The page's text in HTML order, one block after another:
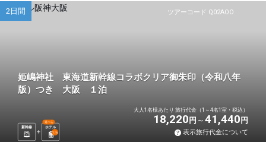
ツアーコード Q02AOO
2日間
姫嶋神社 東海道新幹線コラボクリア御朱印（令和八年
版）つき 大阪 １泊
新幹線 ホテル
選べる
1 泊
大人1名様あたり 旅行代金（1～4名1室・税込）
18,220 円 41,440 円
表示旅行代金について